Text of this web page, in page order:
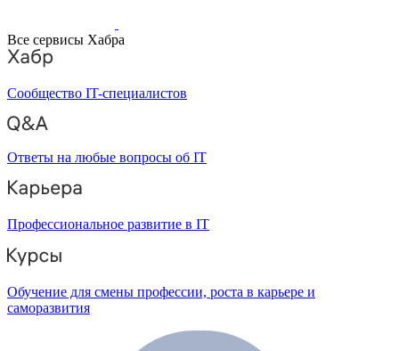
Все сервисы Хабра
Сообщество IT-специалистов
Ответы на любые вопросы об IT
Профессиональное развитие в IT
Обучение для смены профессии, роста в карьере и
саморазвития